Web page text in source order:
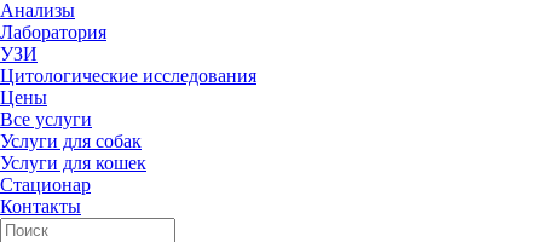
Анализы
Лаборатория
УЗИ
Цитологические исследования
Цены
Все услуги
Услуги для собак
Услуги для кошек
Стационар
Контакты